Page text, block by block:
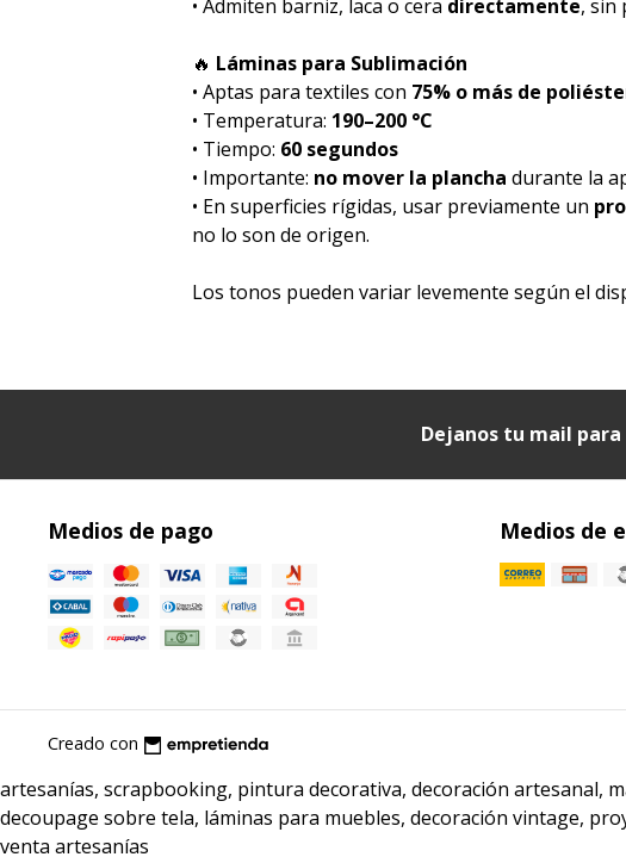
• Admiten barniz, laca o cera directamente, sin
🔥 Láminas para Sublimación
• Aptas para textiles con 75% o más de
• Temperatura: 190–200 °C
• Tiempo: 60 segundos
• Importante: no mover la plancha durante la
• En superficies rígidas, usar previamente un
no lo son de origen.
Los tonos pueden variar levemente según el
Dejanos tu mail
Medios de pago Medios de
Creado con
artesanías, scrapbooking, pintura decorativa, decoración artesanal,
decoupage sobre tela, láminas para muebles, decoración vintage,
venta artesanías